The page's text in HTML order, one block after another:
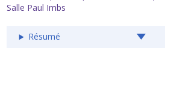
Salle Paul Imbs
Résumé